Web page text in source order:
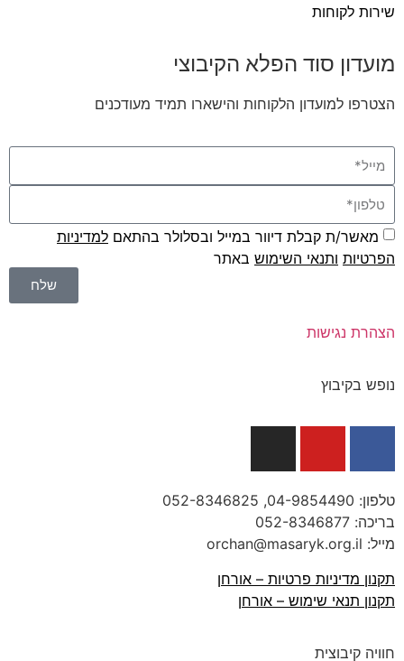
שירות לקוחות
מועדון סוד הפלא הקיבוצי
הצטרפו למועדון הלקוחות והישארו תמיד מעודכנים
מאשר/ת קבלת דיוור במייל ובסלולר בהתאם למדיניות
הפרטיות ותנאי השימוש באתר
שלח
הצהרת נגישות
נופש בקיבוץ
טלפון: 04-9854490
, 052-8346825
בריכה: 052-8346877
מייל: orchan@masaryk.org.il
תקנון מדיניות פרטיות – אורחן
תקנון תנאי שימוש – אורחן
חוויה קיבוצית